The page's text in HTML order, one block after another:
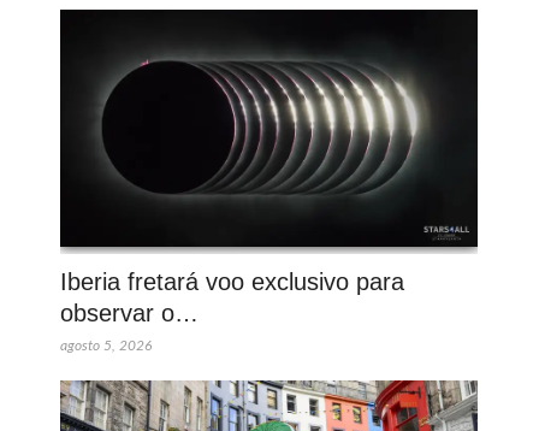
Iberia fretará voo exclusivo para
observar o…
agosto 5, 2026